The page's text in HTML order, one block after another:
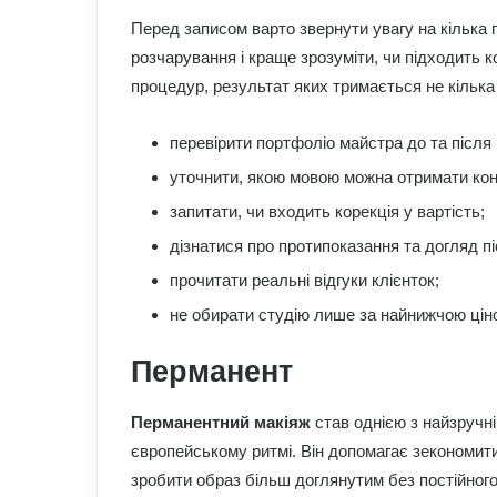
Перед записом варто звернути увагу на
розчарування і краще зрозуміти, чи
процедур, результат яких тримається не
перевірити портфоліо майстра до та
уточнити, якою мовою можна отримати
запитати, чи входить корекція у вартість;
дізнатися про протипоказання та догляд
прочитати реальні відгуки клієнток;
не обирати студію лише за найнижчою
Перманент
Перманентний макіяж став однією з
європейському ритмі. Він допомагає
зробити образ більш доглянутим без